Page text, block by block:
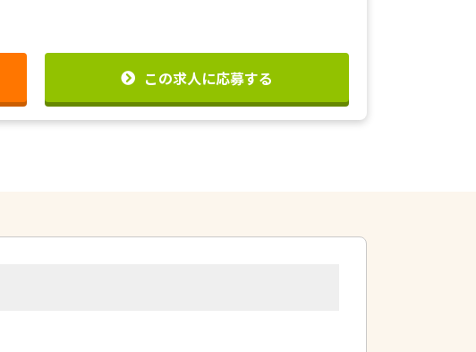
この求人に応募する